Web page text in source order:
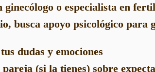
ginecólogo o especialista en
busca apoyo psicológico para
dudas y emociones
(si la tienes) sobre